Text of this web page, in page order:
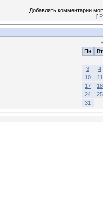
Добавлять комментарии
[
Пн
Вт
3
4
10
11
17
18
24
25
31